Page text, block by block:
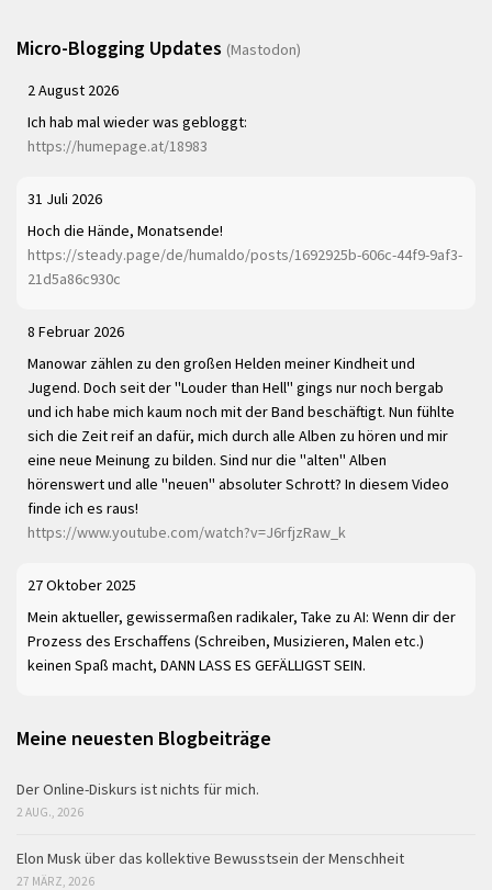
Micro-Blogging Updates (Mastodon)
2 August 2026
Ich hab mal wieder was gebloggt:
https://humepage.at/18983
31 Juli 2026
Hoch die Hände, Monatsende!
https://steady.page/de/humaldo/posts/1692925b-606c-44f9-9af3-
21d5a86c930c
8 Februar 2026
Manowar zählen zu den großen Helden meiner Kindheit und
Jugend. Doch seit der "Louder than Hell" gings nur noch bergab
und ich habe mich kaum noch mit der Band beschäftigt. Nun fühlte
sich die Zeit reif an dafür, mich durch alle Alben zu hören und mir
eine neue Meinung zu bilden. Sind nur die "alten" Alben
hörenswert und alle "neuen" absoluter Schrott? In diesem Video
finde ich es raus!
https://www.youtube.com/watch?v=J6rfjzRaw_k
27 Oktober 2025
Mein aktueller, gewissermaßen radikaler, Take zu AI: Wenn dir der
Prozess des Erschaffens (Schreiben, Musizieren, Malen etc.)
keinen Spaß macht, DANN LASS ES GEFÄLLIGST SEIN.
Meine neuesten Blogbeiträge
Der Online-Diskurs ist nichts für mich.
2 AUG., 2026
Elon Musk über das kollektive Bewusstsein der Menschheit
27 MÄRZ, 2026